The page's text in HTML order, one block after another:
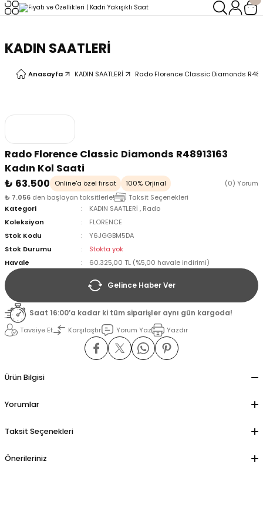
KADIN SAATLERİ
Anasayfa KADIN SAATLERİ Rado Florence Classic Diamonds
Rado Florence Classic Diamonds R48913163
Kadın Kol Saati
₺ 63.500
Online'a özel fırsat 100% Orjinal
(0) Yorum
₺ 7.056 den başlayan taksitlerle!
Taksit Seçenekleri
Kategori
KADIN SAATLERİ , Rado
Koleksiyon
FLORENCE
Stok Kodu
Y6JGGBM5DA
Stok Durumu
Stokta yok
Havale
60.325,00 TL (%5,00 havale indirimi)
Gelince Haber Ver
Saat 16:00’a kadar ki tüm siparişler aynı gün kargoda!
Tavsiye Et
Karşılaştır Yorum Yaz Yazdır
Ürün Bilgisi
Yorumlar
Taksit Seçenekleri
Önerileriniz
Geri Dön
Geri Dön